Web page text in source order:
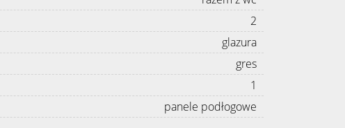
2
glazura
gres
1
panele podłogowe